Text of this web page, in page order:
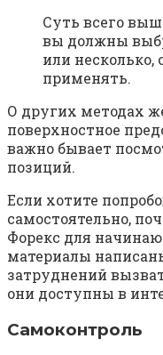
Суть всего
вы должны
или несколько,
применять.
О других методах
поверхностное
важно бывает
позиций.
Если хотите
самостоятельно,
Форекс для
материалы
затруднений
они доступны в
Самоконтроль